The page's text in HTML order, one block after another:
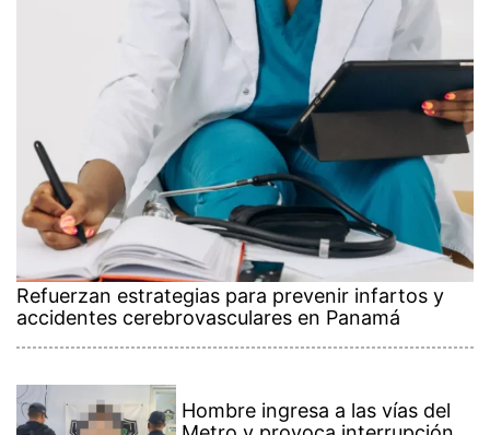
Refuerzan estrategias para prevenir infartos y
accidentes cerebrovasculares en Panamá
Hombre ingresa a las vías del